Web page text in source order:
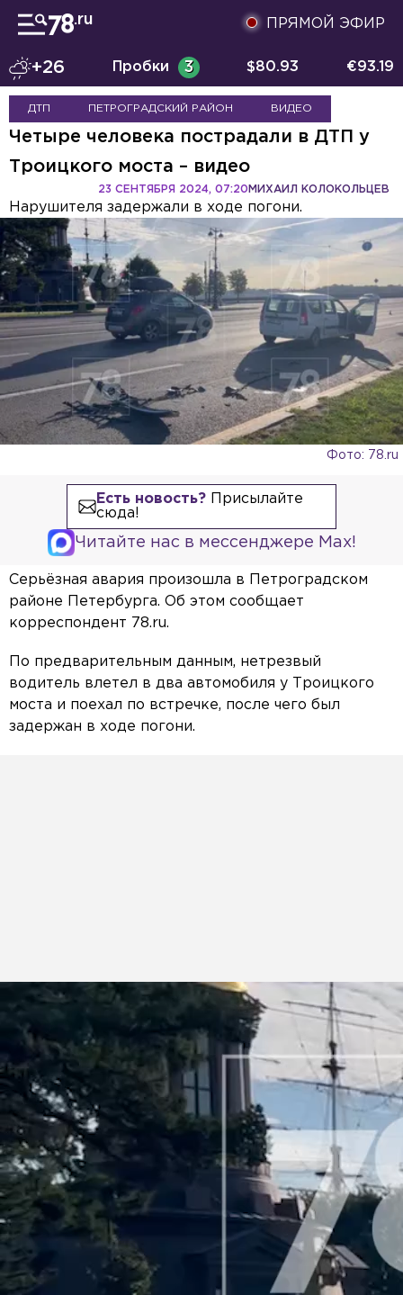
ПРЯМОЙ ЭФИР
+26 Пробки 3 $80.93 €93.19
ДТП ПЕТРОГРАДСКИЙ РАЙОН ВИДЕО
Четыре человека пострадали в ДТП у
Троицкого моста – видео
МИХАИЛ КОЛОКОЛЬЦЕВ
23 СЕНТЯБРЯ 2024, 07:20
Нарушителя задержали в ходе погони.
Фото: 78.ru
Есть новость?Присылайте
сюда!
Читайте нас в мессенджере Max!
Серьёзная авария произошла в Петроградском
районе Петербурга. Об этом сообщает
корреспондент 78.ru.
По предварительным данным, нетрезвый
водитель влетел в два автомобиля у Троицкого
моста и поехал по встречке, после чего был
задержан в ходе погони.